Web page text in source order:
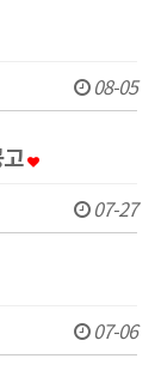
08-05
07-27
07-06